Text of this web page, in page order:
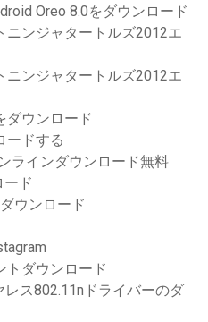
Oreo 8.0をダウンロード
ニンジャタートルズ2012エ
ニンジャタートルズ2012エ
ダウンロード
ードする
ラインダウンロード無料
ド
ウンロード
トダウンロード
ス802.11nドライバーのダ